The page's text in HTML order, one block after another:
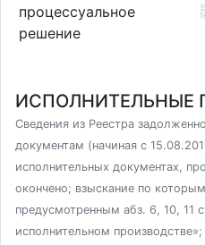
процессуальное
решение
ИСПОЛНИТЕЛЬНЫЕ
Сведения из Реестра
документам (начиная с
исполнительных документах,
окончено; взыскание по
предусмотренным абз. 6, 10, 11
исполнительном